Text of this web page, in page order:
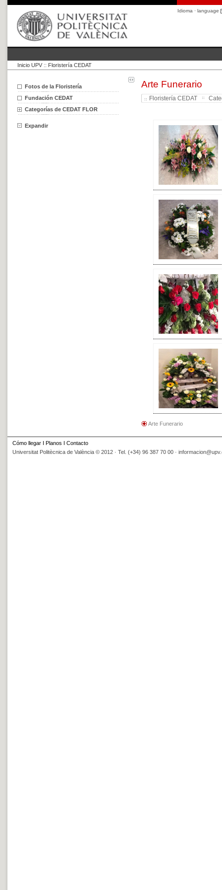
Idioma · language
Inicio UPV :: Floristería CEDAT
Fotos de la Floristería
Fundación CEDAT
Categorías de CEDAT FLOR
Expandir
Arte Funerario
Floristería CEDAT
Arte Funerario
Cómo llegar I Planos I Contacto
Universitat Politècnica de València © 2012 · Tel. (+34) 96 387 70 00 ·